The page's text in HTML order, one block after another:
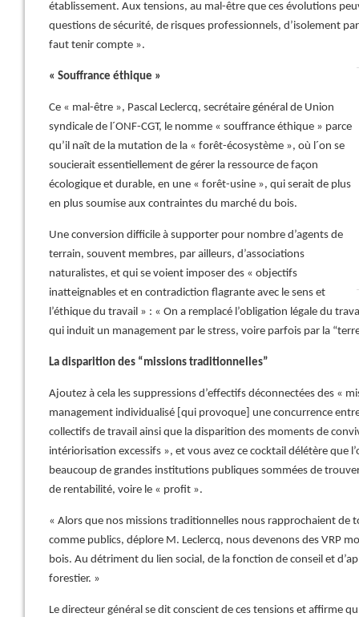
établissement. Aux tensions, au mal-être que ces évolutions
questions de sécurité, de risques professionnels, d’isolement
faut tenir compte ».
« Souffrance éthique »
Ce « mal-être », Pascal Leclercq, secrétaire général de Union
syndicale de l´ONF-CGT, le nomme « souffrance éthique » parce
qu’il naît de la mutation de la « forêt-écosystème », où l´on se
soucierait essentiellement de gérer la ressource de façon
écologique et durable, en une « forêt-usine », qui serait de plus
en plus soumise aux contraintes du marché du bois.
Une conversion difficile à supporter pour nombre d’agents de
terrain, souvent membres, par ailleurs, d’associations
naturalistes, et qui se voient imposer des « objectifs
inatteignables et en contradiction flagrante avec le sens et
l’éthique du travail » : « On a remplacé l’obligation légale du
qui induit un management par le stress, voire parfois par la
La disparition des “missions traditionnelles”
Ajoutez à cela les suppressions d’effectifs déconnectées des «
management individualisé [qui provoque] une concurrence entre
collectifs de travail ainsi que la disparition des moments de
intériorisation excessifs », et vous avez ce cocktail délétère que
beaucoup de grandes institutions publiques sommées de
de rentabilité, voire le « profit ».
« Alors que nos missions traditionnelles nous rapprochaient de
comme publics, déplore M. Leclercq, nous devenons des VRP
bois. Au détriment du lien social, de la fonction de conseil et
forestier. »
Le directeur général se dit conscient de ces tensions et affirme